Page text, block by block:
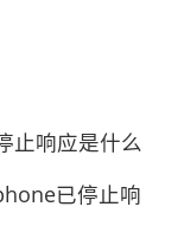
止响应是什么
已停止响